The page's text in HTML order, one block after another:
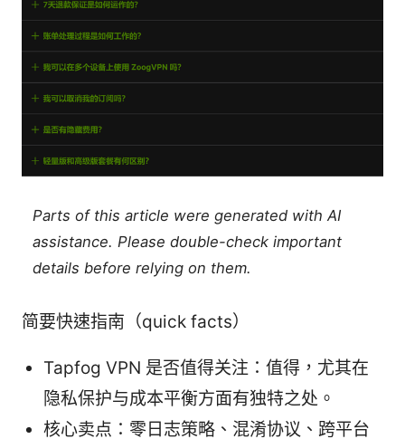
Parts of this article were generated with AI
assistance. Please double-check important
details before relying on them.
简要快速指南（quick facts）
Tapfog VPN 是否值得关注：值得，尤其在
隐私保护与成本平衡方面有独特之处。
核心卖点：零日志策略、混淆协议、跨平台